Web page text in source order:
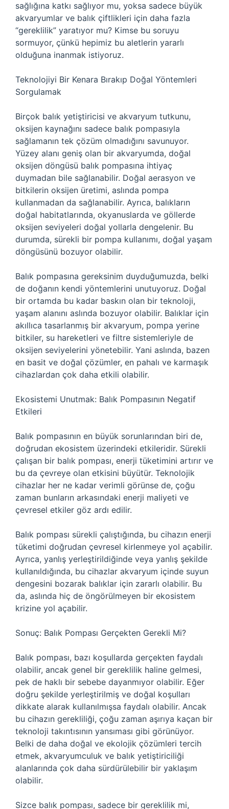
sağlığına katkı sağlıyor mu, yoksa sadece büyük
akvaryumlar ve balık çiftlikleri için daha fazla
“gereklilik” yaratıyor mu? Kimse bu soruyu
sormuyor, çünkü hepimiz bu aletlerin yararlı
olduğuna inanmak istiyoruz.
Teknolojiyi Bir Kenara Bırakıp Doğal Yöntemleri
Sorgulamak
Birçok balık yetiştiricisi ve akvaryum tutkunu,
oksijen kaynağını sadece balık pompasıyla
sağlamanın tek çözüm olmadığını savunuyor.
Yüzey alanı geniş olan bir akvaryumda, doğal
oksijen döngüsü balık pompasına ihtiyaç
duymadan bile sağlanabilir. Doğal aerasyon ve
bitkilerin oksijen üretimi, aslında pompa
kullanmadan da sağlanabilir. Ayrıca, balıkların
doğal habitatlarında, okyanuslarda ve göllerde
oksijen seviyeleri doğal yollarla dengelenir. Bu
durumda, sürekli bir pompa kullanımı, doğal yaşam
döngüsünü bozuyor olabilir.
Balık pompasına gereksinim duyduğumuzda, belki
de doğanın kendi yöntemlerini unutuyoruz. Doğal
bir ortamda bu kadar baskın olan bir teknoloji,
yaşam alanını aslında bozuyor olabilir. Balıklar için
akıllıca tasarlanmış bir akvaryum, pompa yerine
bitkiler, su hareketleri ve filtre sistemleriyle de
oksijen seviyelerini yönetebilir. Yani aslında, bazen
en basit ve doğal çözümler, en pahalı ve karmaşık
cihazlardan çok daha etkili olabilir.
Ekosistemi Unutmak: Balık Pompasının Negatif
Etkileri
Balık pompasının en büyük sorunlarından biri de,
doğrudan ekosistem üzerindeki etkileridir. Sürekli
çalışan bir balık pompası, enerji tüketimini artırır ve
bu da çevreye olan etkisini büyütür. Teknolojik
cihazlar her ne kadar verimli görünse de, çoğu
zaman bunların arkasındaki enerji maliyeti ve
çevresel etkiler göz ardı edilir.
Balık pompası sürekli çalıştığında, bu cihazın enerji
tüketimi doğrudan çevresel kirlenmeye yol açabilir.
Ayrıca, yanlış yerleştirildiğinde veya yanlış şekilde
kullanıldığında, bu cihazlar akvaryum içinde suyun
dengesini bozarak balıklar için zararlı olabilir. Bu
da, aslında hiç de öngörülmeyen bir ekosistem
krizine yol açabilir.
Sonuç: Balık Pompası Gerçekten Gerekli Mi?
Balık pompası, bazı koşullarda gerçekten faydalı
olabilir, ancak genel bir gereklilik haline gelmesi,
pek de haklı bir sebebe dayanmıyor olabilir. Eğer
doğru şekilde yerleştirilmiş ve doğal koşulları
dikkate alarak kullanılmışsa faydalı olabilir. Ancak
bu cihazın gerekliliği, çoğu zaman aşırıya kaçan bir
teknoloji takıntısının yansıması gibi görünüyor.
Belki de daha doğal ve ekolojik çözümleri tercih
etmek, akvaryumculuk ve balık yetiştiriciliği
alanlarında çok daha sürdürülebilir bir yaklaşım
olabilir.
Sizce balık pompası, sadece bir gereklilik mi,